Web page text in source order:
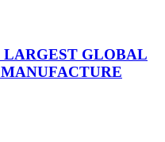
LARGEST GLOBAL